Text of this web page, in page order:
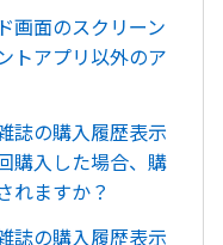
画面のスクリーン
トアプリ以外のア
誌の購入履歴表示
購入した場合、購
れますか？
誌の購入履歴表示